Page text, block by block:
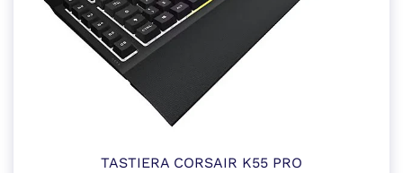
TASTIERA CORSAIR K55 PRO